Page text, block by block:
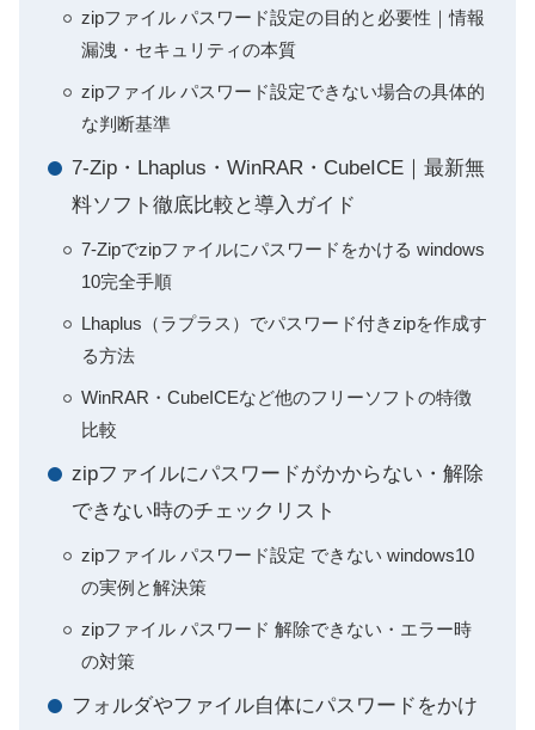
zipファイル パスワード設定の目的と必要性｜情報
漏洩・セキュリティの本質
zipファイル パスワード設定できない場合の具体的
な判断基準
7-Zip・Lhaplus・WinRAR・CubeICE｜最新無
料ソフト徹底比較と導入ガイド
7-Zipでzipファイルにパスワードをかける windows
10完全手順
Lhaplus（ラプラス）でパスワード付きzipを作成す
る方法
WinRAR・CubeICEなど他のフリーソフトの特徴
比較
zipファイルにパスワードがかからない・解除
できない時のチェックリスト
zipファイル パスワード設定 できない windows10
の実例と解決策
zipファイル パスワード 解除できない・エラー時
の対策
フォルダやファイル自体にパスワードをかけ